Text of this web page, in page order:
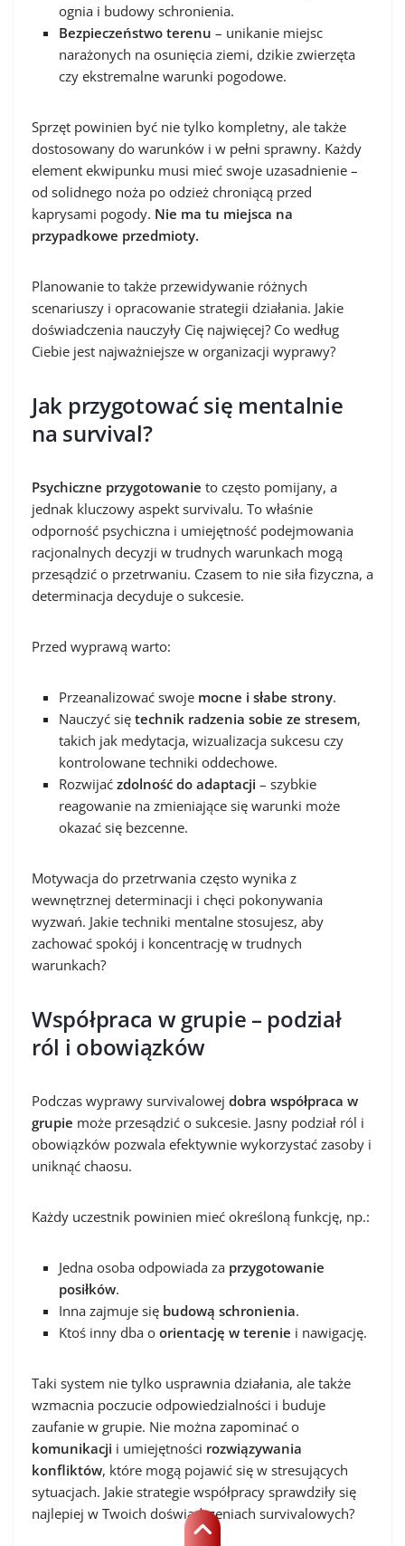
ognia i budowy schronienia.
Bezpieczeństwo terenu – unikanie miejsc
narażonych na osunięcia ziemi, dzikie zwierzęta
czy ekstremalne warunki pogodowe.
Sprzęt powinien być nie tylko kompletny, ale także
dostosowany do warunków i w pełni sprawny. Każdy
element ekwipunku musi mieć swoje uzasadnienie –
od solidnego noża po odzież chroniącą przed
kaprysami pogody. Nie ma tu miejsca na
przypadkowe przedmioty.
Planowanie to także przewidywanie różnych
scenariuszy i opracowanie strategii działania. Jakie
doświadczenia nauczyły Cię najwięcej? Co według
Ciebie jest najważniejsze w organizacji wyprawy?
Jak przygotować się mentalnie
na survival?
Psychiczne przygotowanie to często pomijany, a
jednak kluczowy aspekt survivalu. To właśnie
odporność psychiczna i umiejętność podejmowania
racjonalnych decyzji w trudnych warunkach mogą
przesądzić o przetrwaniu. Czasem to nie siła fizyczna, a
determinacja decyduje o sukcesie.
Przed wyprawą warto:
Przeanalizować swoje mocne i słabe strony.
Nauczyć się technik radzenia sobie ze stresem,
takich jak medytacja, wizualizacja sukcesu czy
kontrolowane techniki oddechowe.
Rozwijać zdolność do adaptacji – szybkie
reagowanie na zmieniające się warunki może
okazać się bezcenne.
Motywacja do przetrwania często wynika z
wewnętrznej determinacji i chęci pokonywania
wyzwań. Jakie techniki mentalne stosujesz, aby
zachować spokój i koncentrację w trudnych
warunkach?
Współpraca w grupie – podział
ról i obowiązków
Podczas wyprawy survivalowej dobra współpraca w
grupie może przesądzić o sukcesie. Jasny podział ról i
obowiązków pozwala efektywnie wykorzystać zasoby i
uniknąć chaosu.
Każdy uczestnik powinien mieć określoną funkcję, np.:
Jedna osoba odpowiada za przygotowanie
posiłków.
Inna zajmuje się budową schronienia.
Ktoś inny dba o orientację w terenie i nawigację.
Taki system nie tylko usprawnia działania, ale także
wzmacnia poczucie odpowiedzialności i buduje
zaufanie w grupie. Nie można zapominać o
komunikacji i umiejętności rozwiązywania
konfliktów, które mogą pojawić się w stresujących
sytuacjach. Jakie strategie współpracy sprawdziły się
najlepiej w Twoich doświadczeniach survivalowych?